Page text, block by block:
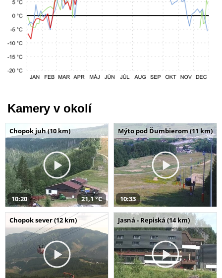
Kamery v okolí
Chopok juh (10 km)
10:20 21,1 °C
Mýto pod Ďumbierom (11 km)
10:33
Chopok sever (12 km) Jasná - Repiská (14 km)